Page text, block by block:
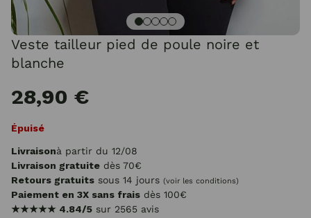
Veste tailleur pied de poule noire et
blanche
28,90 €
Épuisé
Livraisonà partir du 12/08
Livraison gratuite dès 70€
Retours gratuits sous 14 jours (voir les conditions)
Paiement en 3X sans frais dès 100€
★★★★★ 4.84/5 sur 2565 avis